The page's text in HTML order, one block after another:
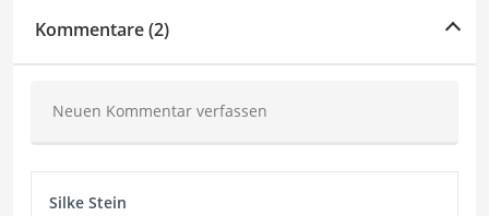
Kommentare (2)
Neuen Kommentar verfassen
Silke Stein